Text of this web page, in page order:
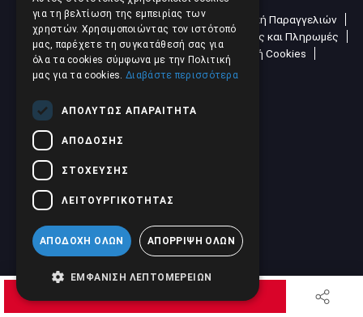
Όροι & Προϋποθέσεις Χρήσης
Πολιτική Παραγγελιών
Επιστροφές και Ακυρώσεις
Αποστολές και Πληρωμές
Ασφάλεια συναλλαγών
Πολιτική Cookies
Πολιτική Απορρήτου
για τη βελτίωση της εμπειρίας των
χρηστών. Χρησιμοποιώντας τον ιστότοπό
μας, παρέχετε τη συγκατάθεσή σας για
όλα τα cookies σύμφωνα με την Πολιτική
μας για τα cookies. Διαβάστε περισσότερα
ΑΠΟΛΎΤΩΣ ΑΠΑΡΑΊΤΗΤΑ
ΑΠΌΔΟΣΗΣ
ΣΤΌΧΕΥΣΗΣ
ΛΕΙΤΟΥΡΓΙΚΌΤΗΤΑΣ
ΑΠΟΔΟΧΉ ΌΛΩΝ ΑΠΌΡΡΙΨΗ ΌΛΩΝ
ΕΜΦΆΝΙΣΗ ΛΕΠΤΟΜΕΡΕΙΏΝ